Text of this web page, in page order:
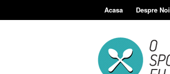
Acasa Despre Noi